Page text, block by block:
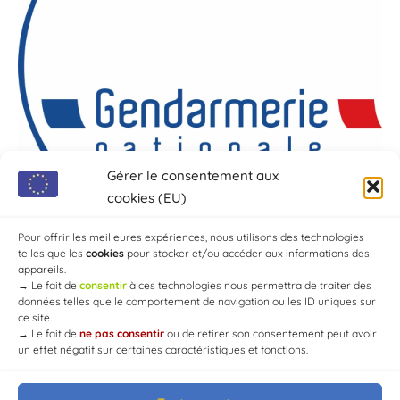
Gérer le consentement aux
cookies (EU)
Pour offrir les meilleures expériences, nous utilisons des technologies
telles que les cookies pour stocker et/ou accéder aux informations des
appareils.
→ Le fait de consentir à ces technologies nous permettra de traiter des
données telles que le comportement de navigation ou les ID uniques sur
ce site.
→ Le fait de ne pas consentir ou de retirer son consentement peut avoir
un effet négatif sur certaines caractéristiques et fonctions.